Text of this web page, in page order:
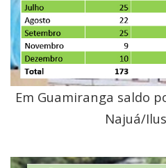
Em Guamiranga saldo
Najuá/